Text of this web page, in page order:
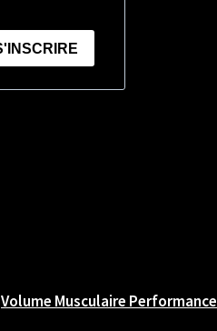
Volume Musculaire Performance